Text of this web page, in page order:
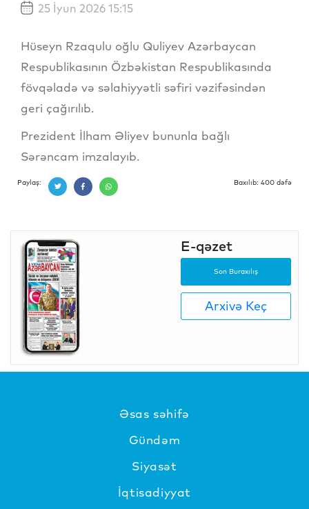
25 İyun 2026 15:15
Hüseyn Rzaqulu oğlu Quliyev Azərbaycan
Respublikasının Özbəkistan Respublikasında
fövqəladə və səlahiyyətli səfiri vəzifəsindən
geri çağırılıb.
Prezident İlham Əliyev bununla bağlı
Sərəncam imzalayıb.
Paylaş: Baxılıb: 400 dəfə
E-qəzet
Son Buraxılış
Arxivə Keç
Əsas səhifə
Gündəm
Siyasət
İqtisadiyyat